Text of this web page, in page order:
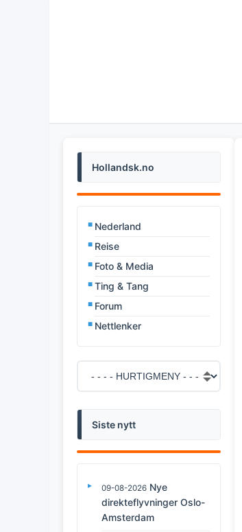
Hollandsk.no
Nederland
Reise
Foto & Media
Ting & Tang
Forum
Nettlenker
Siste nytt
09-08-2026 Nye
direkteflyvninger Oslo-
Amsterdam